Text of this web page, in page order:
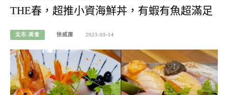
THE春，超推小資海鮮丼，有蝦有魚超滿足
北市-美食 徐威廉 2023-09-14